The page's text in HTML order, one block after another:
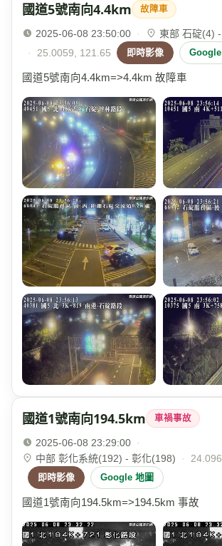
國道5號南向4.4km 故障車
2025-06-08 23:50:00 ·
東部 石碇(4)
·
25.0059, 121.65 即時影像 Google
國道5號南向4.4km=>4.4km 故障車
國道1號南向194.5km 車禍事故
2025-06-08 23:29:00
·
中部 彰化系統(192) - 彰化(198)
·
即時影像 Google 地圖
國道1號南向194.5km=>194.5km 事故